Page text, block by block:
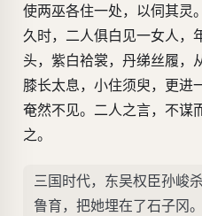
使两巫各住一处，以伺其灵
久时，二人俱白见一女人，
头，紫白袷裳，丹绨丝履，
膝长太息，小住须臾，更进
奄然不见。二人之言，不谋
之。
三国时代，东吴权臣孙峻
鲁育，把她埋在了石子冈